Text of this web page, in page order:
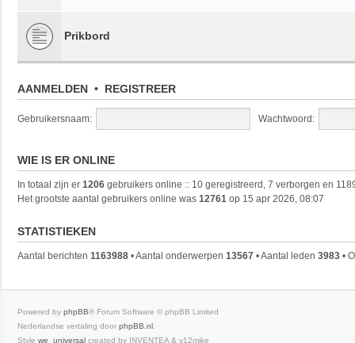
Prikbord
AANMELDEN • REGISTREER
Gebruikersnaam: Wachtwoord:
WIE IS ER ONLINE
In totaal zijn er 1206 gebruikers online :: 10 geregistreerd, 7 verborgen en
Het grootste aantal gebruikers online was 12761 op 15 apr 2026, 08:07
STATISTIEKEN
Aantal berichten 1163988 • Aantal onderwerpen 13567 • Aantal leden 3983 •
Powered by phpBB® Forum Software © phpBB Limited
Nederlandse vertaling door phpBB.nl
Style we_universal created by INVENTEA & v12mike